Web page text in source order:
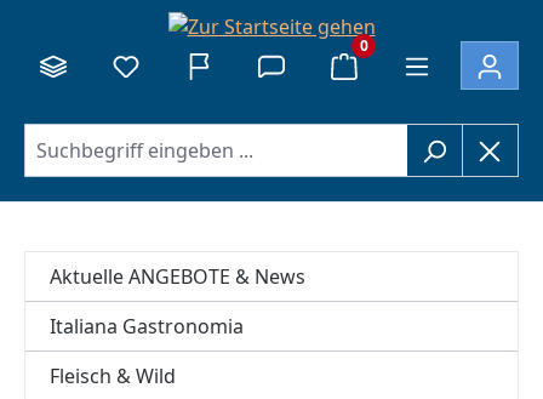
0
Aktuelle ANGEBOTE & News
Italiana Gastronomia
Fleisch & Wild